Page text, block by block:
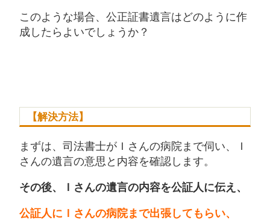
このような場合、公正証書遺言はどのように作
成したらよいでしょうか？
【解決方法】
まずは、司法書士がＩさんの病院まで伺い、Ｉ
さんの遺言の意思と内容を確認します。
その後、Ｉさんの遺言の内容を公証人に伝え、
公証人にＩさんの病院まで出張してもらい、